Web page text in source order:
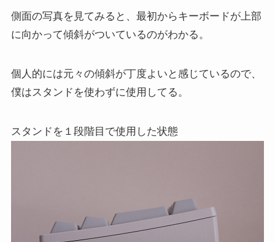
側面の写真を見てみると、最初からキーボードが上部
に向かって傾斜がついているのがわかる。
個人的には元々の傾斜が丁度よいと感じているので、
僕はスタンドを使わずに使用してる。
スタンドを１段階目で使用した状態